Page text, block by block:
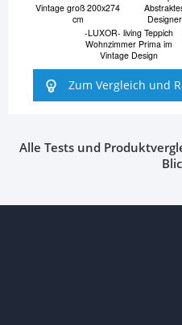
Vintage groß 200x274
cm
-LUXOR- living Teppich
Wohnzimmer Prima im
Vintage Design
Zum Vergleich und
Alle Tests und